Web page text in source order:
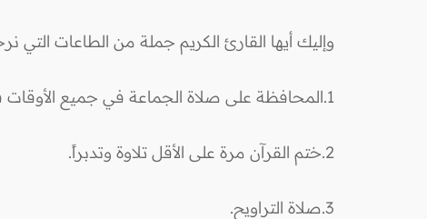
وإليك أيها القارئ الكريم جملة من الطاعات
1.المحافظة على صلاة الجماعة في جميع الأوقات في بيت الله.
2.ختم القرآن مرة على الأقل تلاوة وتدبراً.
3.صلاة التراويح.